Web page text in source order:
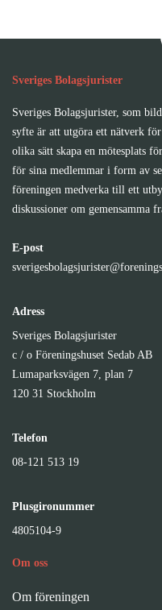
Sveriges Bolagsjurister
Sveriges Bolagsjurister, som
syfte är att utgöra ett nätverk
olika sätt skapa en mötesplats
för sina medlemmar i form av
föreningen medverka till ett
diskussioner om gemensamma
E-post
Adress
Sveriges Bolagsjurister
c / o Föreningshuset Sedab AB
Lumaparksvägen 7, plan 7
120 31 Stockholm
Telefon
08-121 513 19
Plusgironummer
4805104-9
Om oss
Om föreningen